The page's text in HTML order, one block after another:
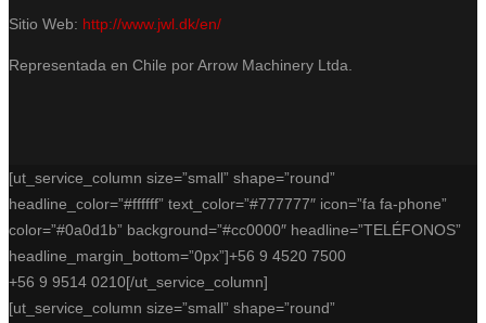
Sitio Web: http://www.jwl.dk/en/
Representada en Chile por Arrow Machinery Ltda.
[ut_service_column size=”small” shape=”round”
headline_color=”#ffffff” text_color=”#777777″ icon=”fa fa-phone”
color=”#0a0d1b” background=”#cc0000″ headline=”TELÉFONOS”
headline_margin_bottom=”0px”]+56 9 4520 7500
+56 9 9514 0210[/ut_service_column]
[ut_service_column size=”small” shape=”round”